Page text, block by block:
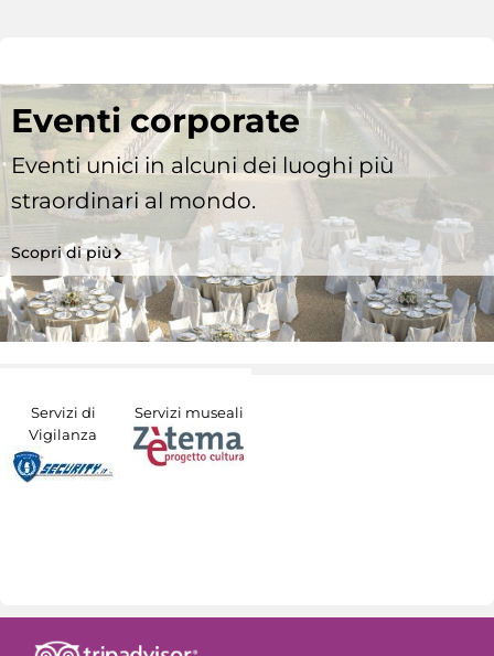
Eventi corporate
Eventi unici in alcuni dei luoghi più
straordinari al mondo.
Scopri di più
Servizi di
Vigilanza
Servizi museali